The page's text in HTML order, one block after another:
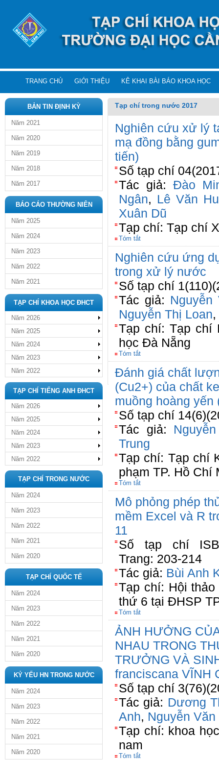
TRANG CHỦ GIỚI THIỆU KÊ KHAI BÀI BÁO KHOA HỌC
BẢN TIN ĐỊNH KỲ
Năm 2021
Năm 2020
Năm 2019
Năm 2018
Năm 2017
BÁO CÁO THƯỜNG NIÊN
Năm 2025
Năm 2024
Năm 2023
Năm 2022
Năm 2021
TẠP CHÍ KHOA HỌC ĐHCT
Năm 2026
Năm 2025
Năm 2024
Năm 2023
Năm 2022
TẠP CHÍ TIẾNG ANH ĐHCT
Năm 2026
Năm 2025
Năm 2024
Năm 2023
Năm 2022
TẠP CHÍ TRONG NƯỚC
Năm 2024
Năm 2023
Năm 2022
Năm 2021
Năm 2020
TẠP CHÍ QUỐC TẾ
Năm 2024
Năm 2023
Năm 2022
Năm 2021
Năm 2020
KỶ YẾU HN TRONG NƯỚC
Năm 2024
Năm 2023
Năm 2022
Năm 2021
Năm 2020
Tạp chí trong nước 2017
Nghiên cứu xử lý
mạ đồng bằng
tiến)
Số tạp chí
Tác giả:Đào
Ngân, Lê Văn
Xuân Dũ
Tạp chí: Tạp chí
Tóm tắt
Nghiên cứu ứng
trong xử lý nước
Số tạp chí
Tác giả: Nguyễn
Nguyễn Thị Loan,
Tạp chí: Tạp chí
học Đà Nẵng
Tóm tắt
Đánh giá chất
(Cu2+) của chất
muồng hoàng yến
Số tạp chí
Tác giả:
Trung
Tạp chí: Tạp chí
phạm TP. Hồ Chí
Tóm tắt
Mô phỏng phép
mềm Excel và R
11
Số tạp chí
Trang: 203-214
Tác giả: Bùi Anh
Tạp chí: Hội
thứ 6 tại ĐHSP
Tóm tắt
ẢNH HƯỞNG
NHAU TRONG
TRƯỞNG VÀ
franciscana VĨNH
Số tạp chí
Tác giả: Dương
Anh, Nguyễn Văn
Tạp chí: khoa
nam
Tóm tắt